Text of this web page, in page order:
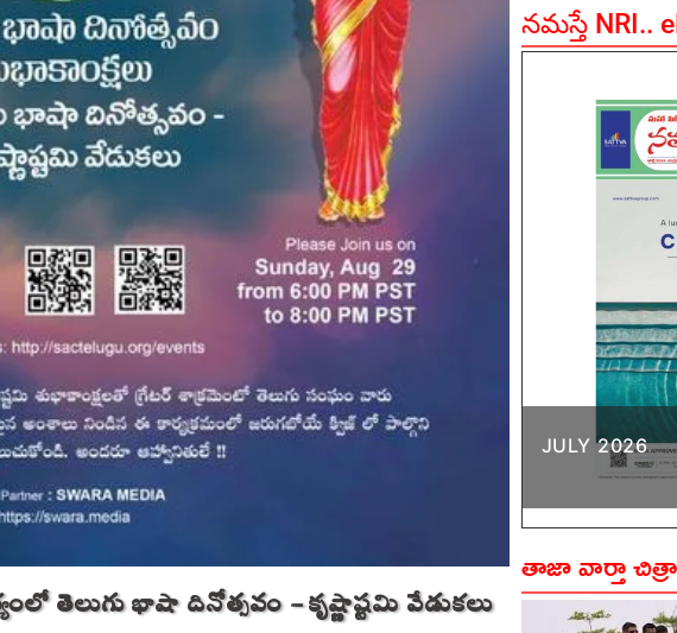
తెలుగు భాషా దినోత్సవం – కృష్ణాష్టమి వేడుకలు
నమస్తే NRI..
JULY 2026
తాజా వార్తా